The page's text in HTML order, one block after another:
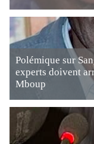
Polémique sur
experts doivent
Mboup